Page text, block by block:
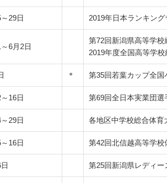
29日 2019年日本ランキン
6月2日
第72回新潟県高等学
2019年度全国高等学
＊ 第35回若葉カップ全
16日 第69回全日本実業団選
29日 各地区中学校総合体
16日 第42回北信越高等学校
第25回新潟県レディ